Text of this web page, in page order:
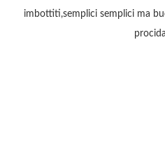
imbottiti,semplici semplici ma